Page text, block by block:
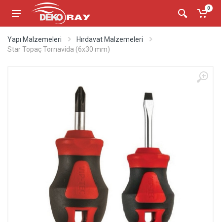
0
Yapı Malzemeleri
Hırdavat Malzemeleri
Star Topaç Tornavida (6x30 mm)